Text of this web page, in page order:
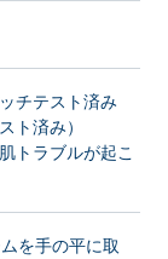
チテスト済み
ト済み）
トラブルが起こ
を手の平に取